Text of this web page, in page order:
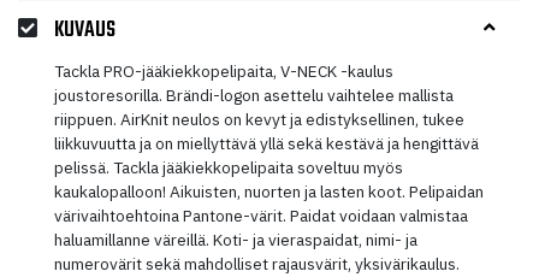
KUVAUS
Tackla PRO-jääkiekkopelipaita, V-NECK -kaulus
joustoresorilla. Brändi-logon asettelu vaihtelee mallista
riippuen. AirKnit neulos on kevyt ja edistyksellinen, tukee
liikkuvuutta ja on miellyttävä yllä sekä kestävä ja hengittävä
pelissä. Tackla jääkiekkopelipaita soveltuu myös
kaukalopalloon! Aikuisten, nuorten ja lasten koot. Pelipaidan
värivaihtoehtoina Pantone-värit. Paidat voidaan valmistaa
haluamillanne väreillä. Koti- ja vieraspaidat, nimi- ja
numerovärit sekä mahdolliset rajausvärit, yksivärikaulus.